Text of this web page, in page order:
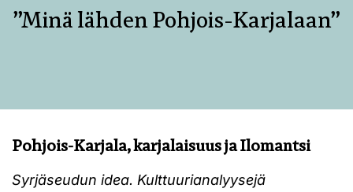
”Minä lähden Pohjois-Karjalaan”
Pohjois-Karjala, karjalaisuus ja Ilomantsi
Syrjäseudun idea. Kulttuurianalyysejä